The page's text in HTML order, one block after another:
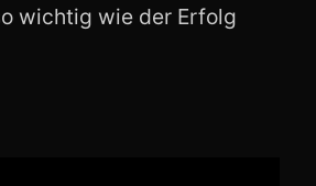
wichtig wie der Erfolg